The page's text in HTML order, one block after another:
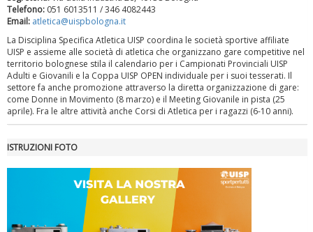
Telefono: 051 6013511 / 346 4082443
Email: atletica@uispbologna.it
La Disciplina Specifica Atletica UISP coordina le società sportive affiliate
UISP e assieme alle società di atletica che organizzano gare competitive nel
territorio bolognese stila il calendario per i Campionati Provinciali UISP
Adulti e Giovanili e la Coppa UISP OPEN individuale per i suoi tesserati. Il
settore fa anche promozione attraverso la diretta organizzazione di gare:
come Donne in Movimento (8 marzo) e il Meeting Giovanile in pista (25
aprile). Fra le altre attività anche Corsi di Atletica per i ragazzi (6-10 anni).
ISTRUZIONI FOTO